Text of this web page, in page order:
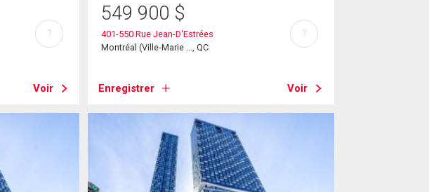
Voir
?
549 900 $
401-550 Rue Jean-D'Estrées
Montréal (Ville-Marie ..., QC
Enregistrer Voir
?